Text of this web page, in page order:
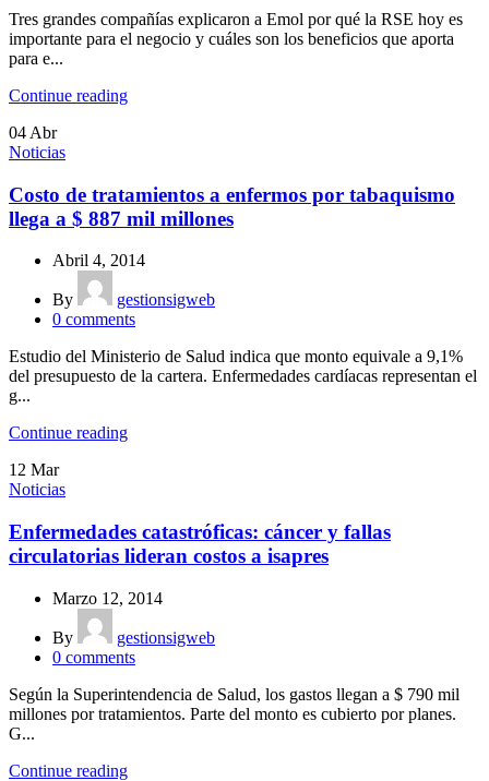
Tres grandes compañías explicaron a Emol por qué la RSE hoy es
importante para el negocio y cuáles son los beneficios que aporta
para e...
Continue reading
04 Abr
Noticias
Costo de tratamientos a enfermos por tabaquismo
llega a $ 887 mil millones
Abril 4, 2014
By
gestionsigweb
0 comments
Estudio del Ministerio de Salud indica que monto equivale a 9,1%
del presupuesto de la cartera. Enfermedades cardíacas representan el
g...
Continue reading
12 Mar
Noticias
Enfermedades catastróficas: cáncer y fallas
circulatorias lideran costos a isapres
Marzo 12, 2014
By
gestionsigweb
0 comments
Según la Superintendencia de Salud, los gastos llegan a $ 790 mil
millones por tratamientos. Parte del monto es cubierto por planes.
G...
Continue reading